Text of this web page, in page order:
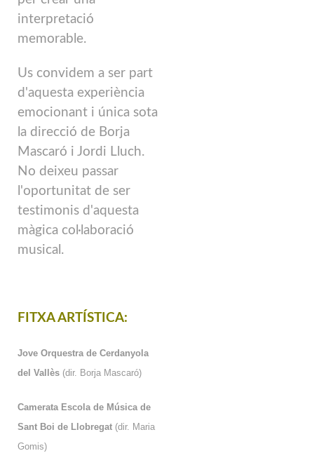
interpretació
memorable.
Us convidem a ser part
d'aquesta experiència
emocionant i única sota
la direcció de Borja
Mascaró i Jordi Lluch.
No deixeu passar
l'oportunitat de ser
testimonis d'aquesta
màgica col·laboració
musical.
FITXA ARTÍSTICA:
Jove Orquestra de Cerdanyola
del Vallès (dir. Borja Mascaró)
Camerata Escola de Música de
Sant Boi de Llobregat (dir. Maria
Gomis)